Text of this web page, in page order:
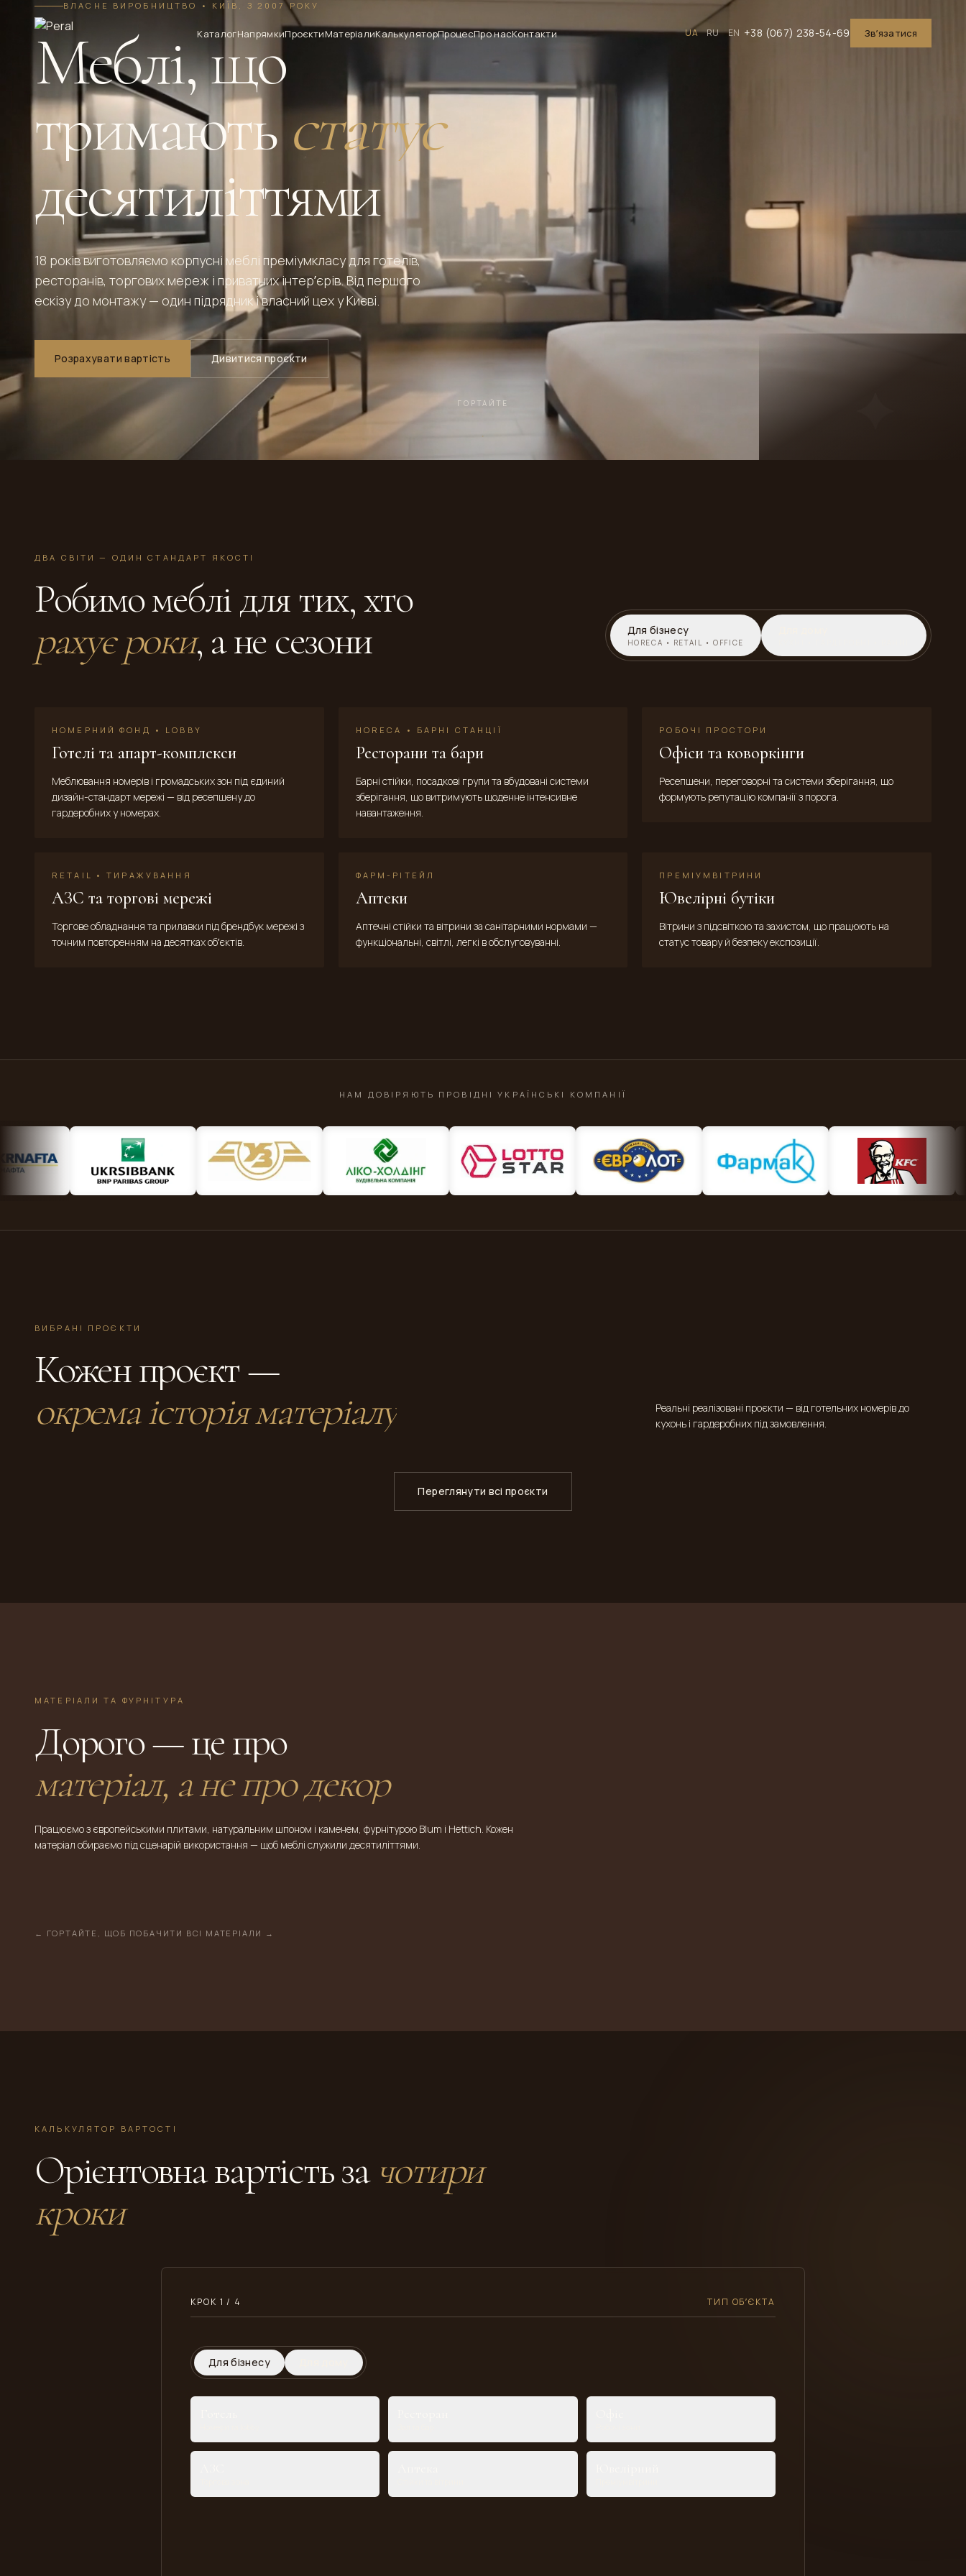
КаталогНапрямкиПроєктиМатеріалиКалькуляторПроцесПро насКонтакти UA RU EN +38 (067) 238-54-69 Звʼязатися
ВЛАСНЕ ВИРОБНИЦТВО • КИЇВ, З 2007 РОКУ
Меблі, що
тримаютьстатус
десятиліттями
18 років виготовляємо корпусні меблі преміумкласу для готелів,
ресторанів, торгових мереж і приватних інтерʼєрів. Від першого
ескізу до монтажу — один підрядник і власний цех у Києві.
Розрахувати вартість Дивитися проєкти
ГОРТАЙТЕ
ДВА СВІТИ — ОДИН СТАНДАРТ ЯКОСТІ
Робимо меблі для тих, хто
рахує роки, а не сезони Для бізнесу
HORECA • RETAIL • OFFICE
НОМЕРНИЙ ФОНД • LOBBY
Готелі та апарт-комплекси
Меблювання номерів і громадських зон під єдиний
дизайн-стандарт мережі — від ресепшену до
гардеробних у номерах.
HORECA • БАРНІ СТАНЦІЇ
Ресторани та бари
Барні стійки, посадкові групи та вбудовані системи
зберігання, що витримують щоденне інтенсивне
навантаження.
РОБОЧІ ПРОСТОРИ
Офіси та коворкінги
Ресепшени, переговорні та системи зберігання, що
формують репутацію компанії з порога.
RETAIL • ТИРАЖУВАННЯ
АЗС та торгові мережі
Торгове обладнання та прилавки під брендбук мережі з
точним повторенням на десятках обʼєктів.
ФАРМ-РІТЕЙЛ
Аптеки
Аптечні стійки та вітрини за санітарними нормами —
функціональні, світлі, легкі в обслуговуванні.
ПРЕМІУМВІТРИНИ
Ювелірні бутіки
Вітрини з підсвіткою та захистом, що працюють на
статус товару й безпеку експозиції.
НАМ ДОВІРЯЮТЬ ПРОВІДНІ УКРАЇНСЬКІ КОМПАНІЇ
ВИБРАНІ ПРОЄКТИ
Кожен проєкт —
окрема історія матеріалу
Реальні реалізовані проєкти — від готельних номерів до
кухонь і гардеробних під замовлення.
Переглянути всі проєкти
МАТЕРІАЛИ ТА ФУРНІТУРА
Дорого — це про
матеріал, а не про декор
Працюємо з європейськими плитами, натуральним шпоном і каменем, фурнітурою Blum і Hettich. Кожен
матеріал обираємо під сценарій використання — щоб меблі служили десятиліттями.
← ГОРТАЙТЕ, ЩОБ ПОБАЧИТИ ВСІ МАТЕРІАЛИ →
КАЛЬКУЛЯТОР ВАРТОСТІ
Орієнтовна вартість за чотири
кроки
КРОК 1 / 4 ТИП ОБʼЄКТА
Для бізнесу